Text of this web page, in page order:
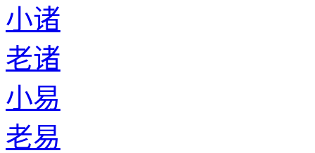
小诸
老诸
小易
老易